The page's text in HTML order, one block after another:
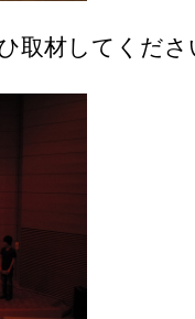
取材してくださ